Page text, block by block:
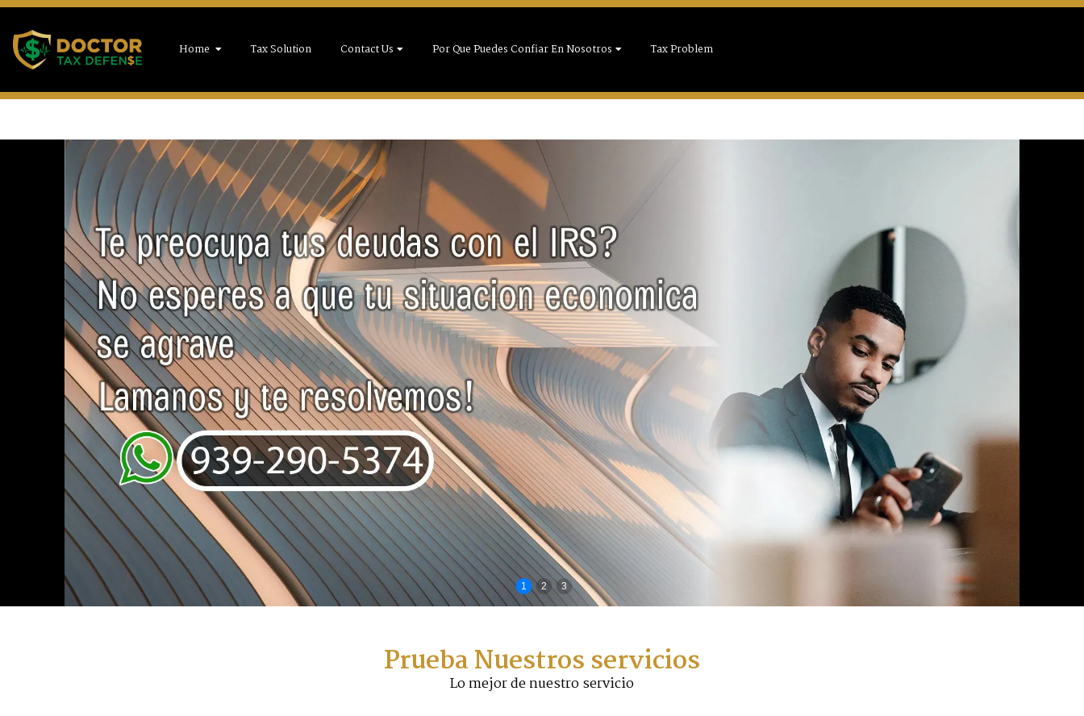
Home Tax Solution Contact Us Por Que Puedes Confiar En Nosotros Tax Problem
1 2 3
Prueba Nuestros servicios
Lo mejor de nuestro servicio